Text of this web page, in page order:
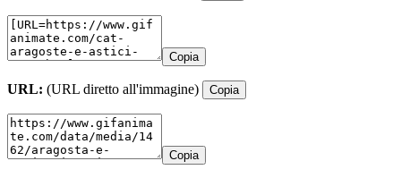
Copia
URL: (URL diretto all'immagine) Copia
Copia